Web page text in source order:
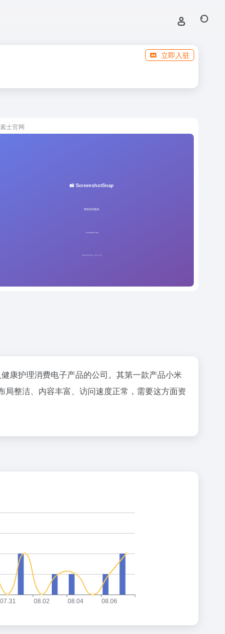
立即入驻
素士官网
康护理消费电子产品的公司。其第一款产品小米
整洁、内容丰富、访问速度正常，需要这方面资